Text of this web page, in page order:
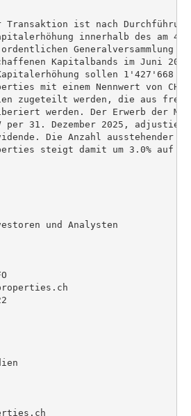
Transaktion ist nach
innerhalb des am 4.
Generalversammlung
Kapitalbands im Juni
sollen 1'427'668
mit einem Nennwert von CHF
zugeteilt werden, die aus frei
werden. Der Erwerb der
per 31. Dezember 2025,
Die Anzahl ausstehender
steigt damit um 3.0% auf
und Analysten